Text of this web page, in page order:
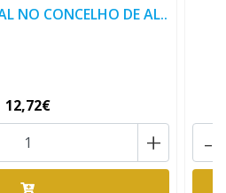
NO CONCELHO DE AL..
12,72€
+ -